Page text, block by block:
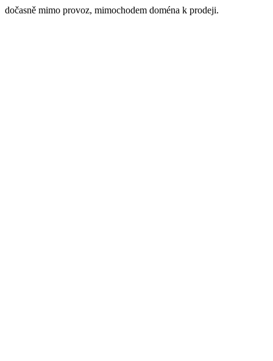
dočasně mimo provoz, mimochodem doména k prodeji.